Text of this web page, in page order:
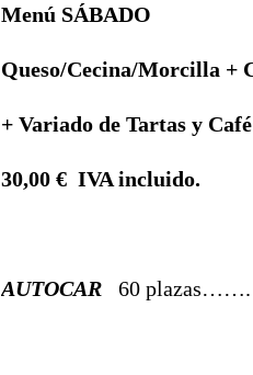
Menú SÁBADO
Queso/Cecina/Morcilla +
+ Variado de Tartas y
30,00 € IVA incluido.
AUTOCAR 60